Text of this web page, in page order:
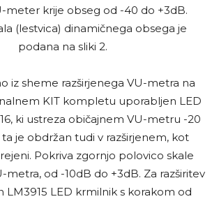
meter krije obseg od -40 do +3dB.
(lestvica) dinamičnega obsega je
podana na sliki 2.
iz sheme razširjenega VU-metra na
KIT kompletu uporabljen LED
ki ustreza običajnem VU-metru -20
ta je obdržan tudi v razširjenem, kot
Pokriva zgornjo polovico skale
metra, od -10dB do +3dB. Za razširitev
LM3915 LED krmilnik s korakom od